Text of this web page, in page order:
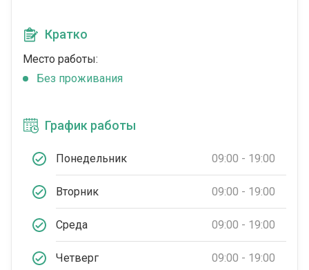
Кратко
Место работы:
Без проживания
График работы
Понедельник 09:00 - 19:00
Вторник 09:00 - 19:00
Среда 09:00 - 19:00
Четверг 09:00 - 19:00